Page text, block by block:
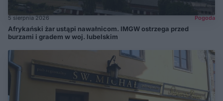
5 sierpnia 2026 Pogoda
Afrykański żar ustąpi nawałnicom. IMGW ostrzega przed
burzami i gradem w woj. lubelskim